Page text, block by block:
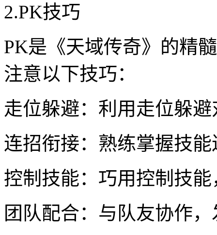
2.PK技巧
PK是《天域传奇》的精
注意以下技巧：
走位躲避：利用走位躲
连招衔接：熟练掌握技
控制技能：巧用控制技
团队配合：与队友协作